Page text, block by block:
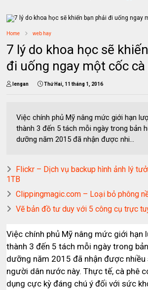
Home web hay
7 lý do khoa học sẽ
đi uống ngay một cốc cà
lengan Thứ Hai, 11 tháng 1, 2016
Việc chính phủ Mỹ nâng mức giới hạn
thành 3 đến 5 tách mỗi ngày trong bản
dưỡng năm 2015 đã nhận được nhi...
Flickr – Dịch vụ backup hình ảnh lý
1TB
Clippingmagic.com – Loại bỏ phông
Vẽ bản đồ tư duy với 5 công cụ trực
Việc chính phủ Mỹ nâng mức giới hạn
thành 3 đến 5 tách mỗi ngày trong
dưỡng năm 2015 đã nhận được
người dân nước này. Thực tế, cà phê
dụng cực kỳ đáng chú ý đối với sức